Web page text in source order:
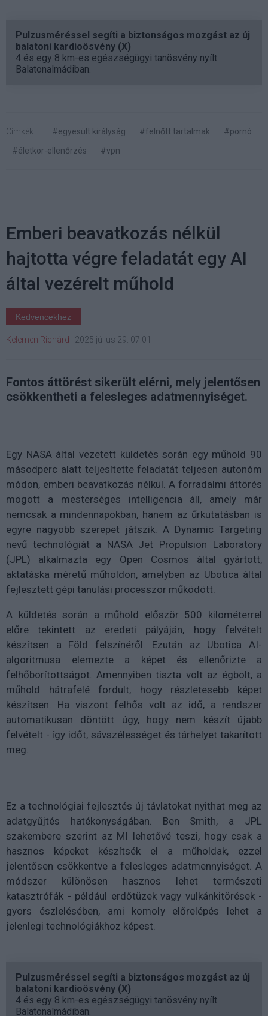
Pulzusméréssel segíti a biztonságos mozgást az új
balatoni kardioösvény (X)
4 és egy 8 km-es egészségügyi tanösvény nyílt
Balatonalmádiban.
Címkék: #egyesült királyság #felnőtt tartalmak
#pornó
#életkor-ellenőrzés
#vpn
Emberi beavatkozás nélkül
hajtotta végre feladatát egy AI
által vezérelt műhold
Kedvencekhez
Kelemen Richárd 2025 július 29. 07:01
Fontos áttörést sikerült elérni, mely jelentősen
csökkentheti a felesleges adatmennyiséget.
Egy NASA által vezetett küldetés során egy műhold 90
másodperc alatt teljesítette feladatát teljesen autonóm
módon, emberi beavatkozás nélkül. A forradalmi áttörés
mögött a mesterséges intelligencia áll, amely már
nemcsak a mindennapokban, hanem az űrkutatásban is
egyre nagyobb szerepet játszik. A Dynamic Targeting
nevű technológiát a NASA Jet Propulsion Laboratory
(JPL) alkalmazta egy Open Cosmos által gyártott,
aktatáska méretű műholdon, amelyben az Ubotica által
fejlesztett gépi tanulási processzor működött.
A küldetés során a műhold először 500 kilométerrel
előre tekintett az eredeti pályáján, hogy felvételt
készítsen a Föld felszínéről. Ezután az Ubotica AI-
algoritmusa elemezte a képet és ellenőrizte a
felhőborítottságot. Amennyiben tiszta volt az égbolt, a
műhold hátrafelé fordult, hogy részletesebb képet
készítsen. Ha viszont felhős volt az idő, a rendszer
automatikusan döntött úgy, hogy nem készít újabb
felvételt - így időt, sávszélességet és tárhelyet takarított
meg.
Ez a technológiai fejlesztés új távlatokat nyithat meg az
adatgyűjtés hatékonyságában. Ben Smith, a JPL
szakembere szerint az MI lehetővé teszi, hogy csak a
hasznos képeket készítsék el a műholdak, ezzel
jelentősen csökkentve a felesleges adatmennyiséget. A
módszer különösen hasznos lehet természeti
katasztrófák - például erdőtüzek vagy vulkánkitörések -
gyors észlelésében, ami komoly előrelépés lehet a
jelenlegi technológiákhoz képest.
Pulzusméréssel segíti a biztonságos mozgást az új
balatoni kardioösvény (X)
4 és egy 8 km-es egészségügyi tanösvény nyílt
Balatonalmádiban.